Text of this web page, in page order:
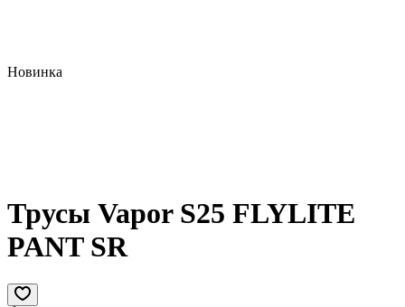
Новинка
Трусы Vapor S25 FLYLITE
PANT SR